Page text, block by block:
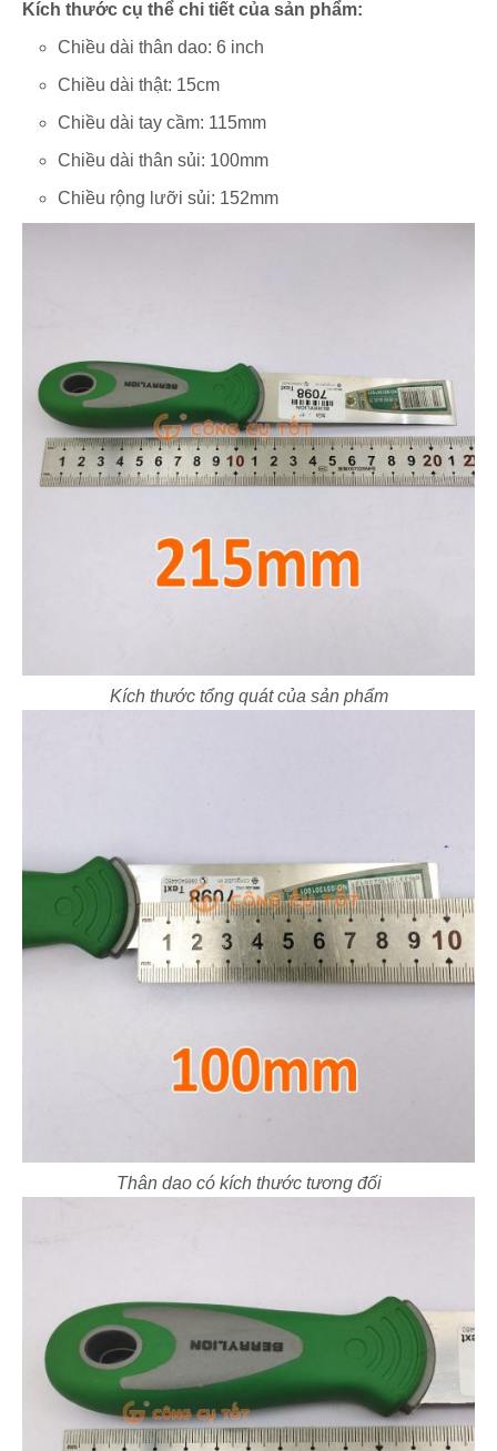
Kích thước cụ thể chi tiết của sản phẩm:
Chiều dài thân dao: 6 inch
Chiều dài thật: 15cm
Chiều dài tay cầm: 115mm
Chiều dài thân sủi: 100mm
Chiều rộng lưỡi sủi: 152mm
Kích thước tổng quát của sản phẩm
Thân dao có kích thước tương đối